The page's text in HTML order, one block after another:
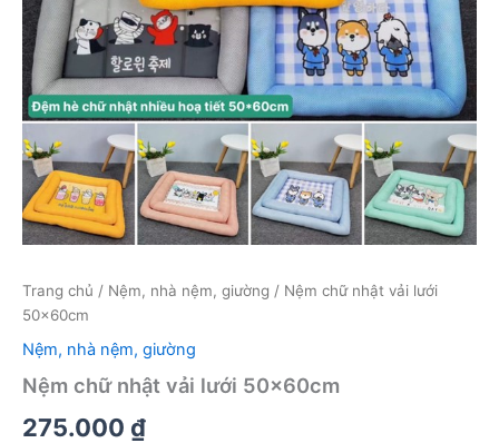
Trang chủ / Nệm, nhà nệm, giường / Nệm chữ nhật vải lưới
50x60cm
Nệm, nhà nệm, giường
Nệm chữ nhật vải lưới 50x60cm
275.000 ₫